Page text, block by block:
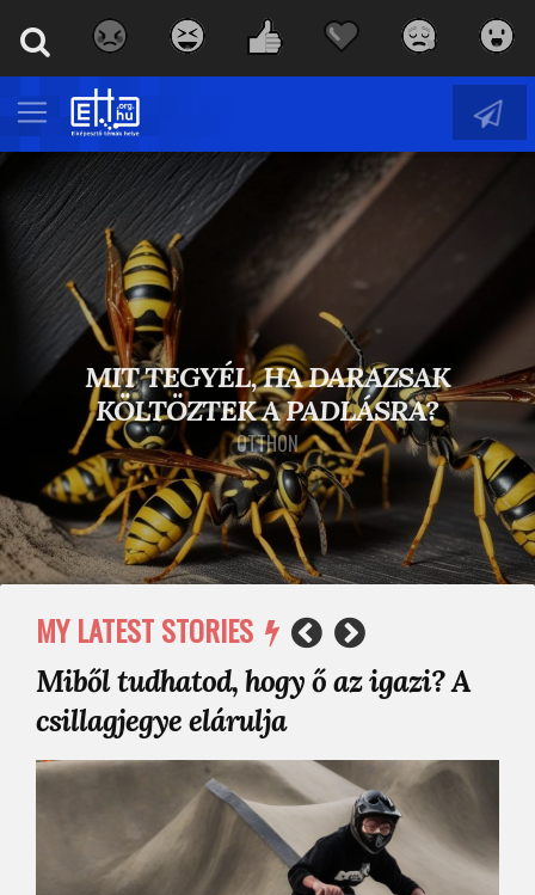
MIT TEGYÉL, HA DARAZSAK
KÖLTÖZTEK A PADLÁSRA?
OTTHON
MY LATEST STORIES
Miből tudhatod, hogy ő az igazi? A
csillagjegye elárulja